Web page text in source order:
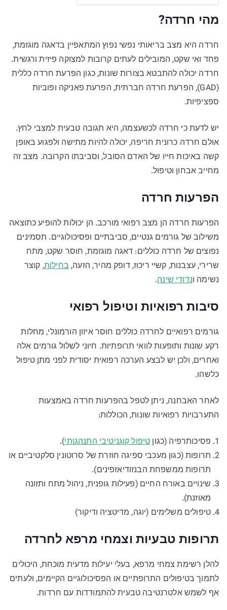
מהי חרדה?
חרדה היא מצב בריאותי נפשי נפוץ המתאפיין בדאגה מוגזמת,
פחד ואי שקט, המובילים לעתים קרובות למצוקה פיזית ורגשית.
חרדה יכולה להתבטא בצורות שונות, כגון הפרעת חרדה כללית
(GAD), הפרעת חרדה חברתית, הפרעת פאניקה ופוביות
ספציפיות.
יש לדעת כי חרדה לכשעצמה, היא תגובה טבעית למצבי לחץ.
אולם חרדה כרונית חריפה, יכולה להיות מתישה ולפגוע באופן
קשה באיכות חייו של האדם הסובל, וסביבתו הקרובה. מצב זה
מחייב אבחון וטיפול.
הפרעות חרדה
הפרעות חרדה הן מצב רפואי מורכב. הן יכולות להופיע כתוצאה
משילוב של גורמים גנטיים, סביבתיים ופסיכולוגיים. תסמינים
נפוצים של חרדה כוללים: דאגה מוגזמת, חוסר שקט, מתח
שרירי, עצבנות, קשיי ריכוז, דופק מהיר, הזעה,בחילות, קוצר
נשימה ונדודי שינה.
סיבות רפואיות וטיפול רפואי
גורמים רפואיים לחרדה כוללים חוסר איזון הורמונלי, מחלות
רקע שונות ותופעות לוואי תרופתיות. חיוני לשלול גורמים אלה
ואחרים, ולכן יש לבצע הערכה רפואית יסודית לפני מתן טיפול
כלשהו.
לאחר האבחנה, ניתן לטפל בהפרעות חרדה באמצעות
התערבויות רפואיות שונות, הכוללות:
פסיכותרפיה (כגוןטיפול קוגניטיבי התנהגותי).
תרופות (כגון מעכבי ספיגה חוזרת של סרוטונין סלקטיביים או
תרופות ממשפחת הבנזודיאזפינים).
שינויים באורח החיים (פעילות גופנית, ניהול מתח ותזונה
מאוזנת).
טיפולים משלימים (יוגה, מדיטציה ודיקור)
תרופות טבעיות וצמחי מרפא לחרדה
להלן רשימת צמחי מרפא, בעלי יעילות מדעית מוכחת, היכולים
לתמוך בטיפולים התרופתיים או הפסיכולוגיים הקיימים, ולעתים
אף לשמש אלטרנטיבה טבעית להתמודדות עם חרדות.